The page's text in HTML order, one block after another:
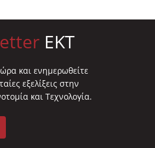
EKT
και ενημερωθείτε
εξελίξεις στην
και Τεχνολογία.